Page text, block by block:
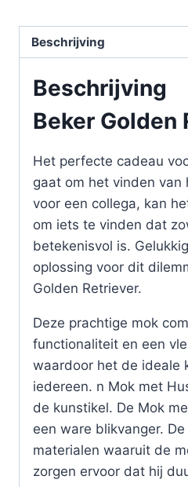
Beschrijving
Beschrijving
Beker Golden
Het perfecte cadeau
gaat om het vinden
voor een collega, kan
om iets te vinden dat
betekenisvol is.
oplossing voor dit
Golden Retriever.
Deze prachtige mok
functionaliteit en een
waardoor het de ideale
iedereen. n Mok met
de kunstikel. De Mok
een ware blikvanger.
materialen waaruit de
zorgen ervoor dat hij